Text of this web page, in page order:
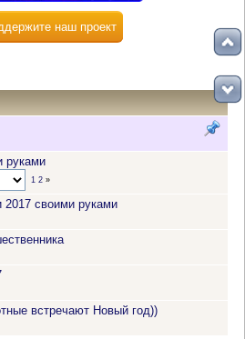
наш проект
руками
1 2»
2017 своими руками
встречают Новый год))